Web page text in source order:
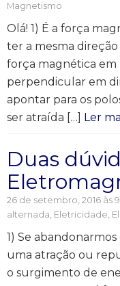
Magnetismo
Olá! 1) É a força
ter a mesma
força magnética em
perpendicular em
apontar para os
ser atraída […] Ler
Duas
26 de setembro, 2016 às
alternada, Eletricidade,
1) Se
uma atração ou
o surgimento de